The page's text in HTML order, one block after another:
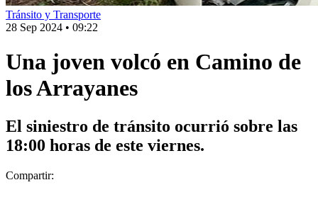
Tránsito y Transporte
28 Sep 2024 • 09:22
Una joven volcó en Camino de
los Arrayanes
El siniestro de tránsito ocurrió sobre las
18:00 horas de este viernes.
Compartir: